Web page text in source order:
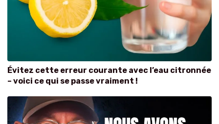
Évitez cette erreur courante avec l’eau citronnée
– voici ce qui se passe vraiment !